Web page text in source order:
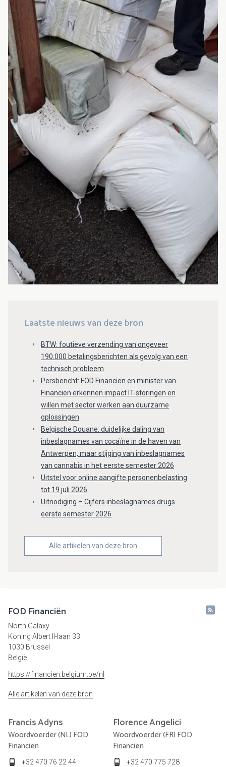
Laatste nieuws van deze bron
BTW: foutieve verzending van ongeveer
190.000 betalingsberichten als gevolg van een
technisch probleem
Persbericht: FOD Financiën en minister van
Financiën erkennen impact IT-storingen en
willen met sector werken aan duurzame
oplossingen
Belgische Douane: duidelijke daling van
inbeslagnames van cocaïne in de haven van
Antwerpen, maar stijging van inbeslagnames
van cannabis in het eerste semester 2026
Uitstel voor online aangifte personenbelasting
tot 19 juli 2026
Uitnodiging – Cijfers inbeslagnames drugs
eerste semester 2026
Alle artikelen van deze bron
FOD Financiën
North Galaxy
Koning Albert II-laan 33
1030 Brussel
België
https://financien.belgium.be/nl
Alle artikelen van deze bron
FrancisAdyns
Woordvoerder (NL) FOD
Financiën
+32 470 76 22 44
FlorenceAngelici
Woordvoerder (FR) FOD
Financiën
+32 470 775 728